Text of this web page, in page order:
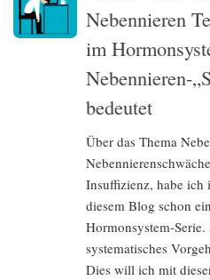
Nebennieren
im
Nebennieren-
bedeutet
Über das Thema
Insuffizienz, habe ich
diesem Blog schon
Hormonsystem-
systematisches
Dies will ich mit